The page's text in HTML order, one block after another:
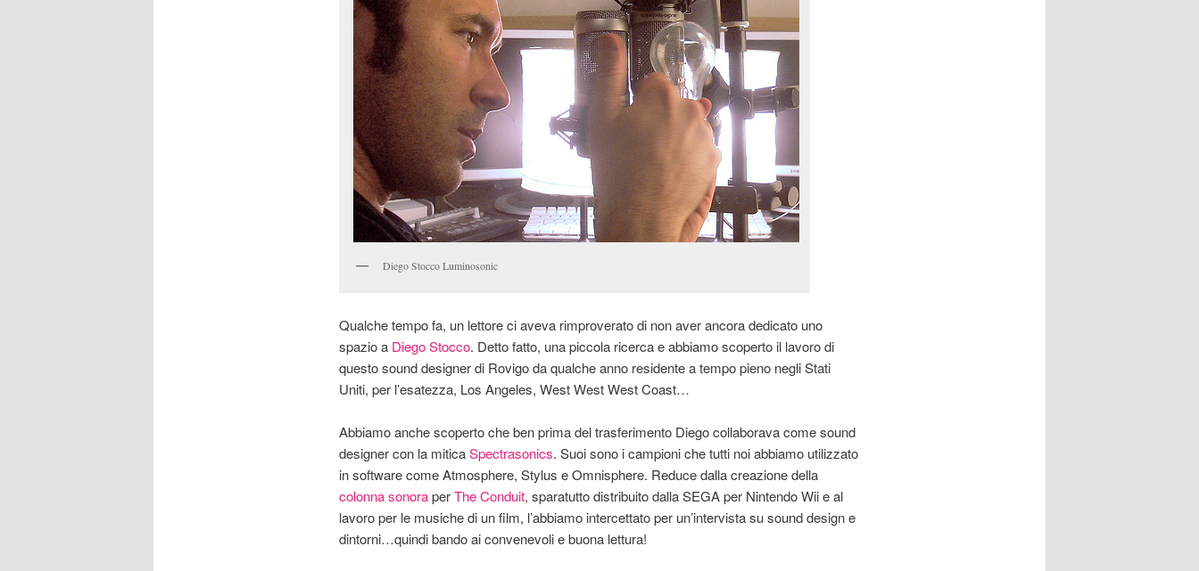
Diego Stocco Luminosonic
Qualche tempo fa, un lettore ci aveva rimproverato di non aver ancora dedicato uno
spazio a Diego Stocco. Detto fatto, una piccola ricerca e abbiamo scoperto il lavoro di
questo sound designer di Rovigo da qualche anno residente a tempo pieno negli Stati
Uniti, per l’esatezza, Los Angeles, West West West Coast…
Abbiamo anche scoperto che ben prima del trasferimento Diego collaborava come sound
designer con la miticaSpectrasonics. Suoi sono i campioni che tutti noi abbiamo utilizzato
in software come Atmosphere, Stylus e Omnisphere. Reduce dalla creazione della
colonna sonoraperThe Conduit, sparatutto distribuito dalla SEGA per Nintendo Wii e al
lavoro per le musiche di un film, l’abbiamo intercettato per un’intervista su sound design e
dintorni…quindi bando ai convenevoli e buona lettura!